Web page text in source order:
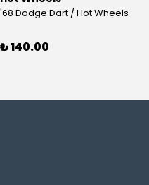
'68 Dodge Dart / Hot Wheels
₺ 140.00